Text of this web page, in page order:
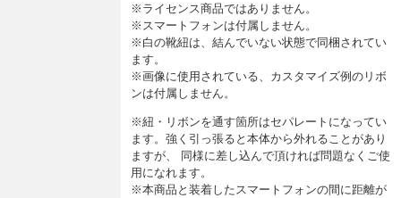
※ライセンス商品ではありません。
※スマートフォンは付属しません。
※白の靴紐は、結んでいない状態で同梱されてい
ます。
※画像に使用されている、カスタマイズ例のリボ
ンは付属しません。
※紐・リボンを通す箇所はセパレートになってい
ます。強く引っ張ると本体から外れることがあり
ますが、 同様に差し込んで頂ければ問題なくご使
用になれます。
※本商品と装着したスマートフォンの間に距離が